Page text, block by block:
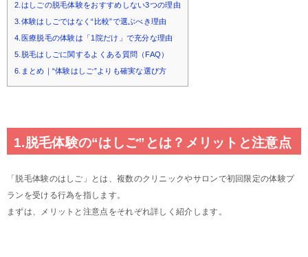
2.はしごの脱毛体験をおすすめしない3つの理由
3.体験はしごではなく“比較”で選ぶべき理由
4.医療脱毛の体験は「1院だけ」で充分な理由
5.脱毛はしごに関するよくある質問（FAQ）
6.まとめ｜“体験はしご”よりも確実な選び方
1.脱毛体験の“はしご”とは？メリットと注意点
「脱毛体験のはしご」とは、複数のクリニックやサロンで初回限定の体験プ
ランを受ける行為を指します。
まずは、メリットと注意点をそれぞれ詳しく紹介します。